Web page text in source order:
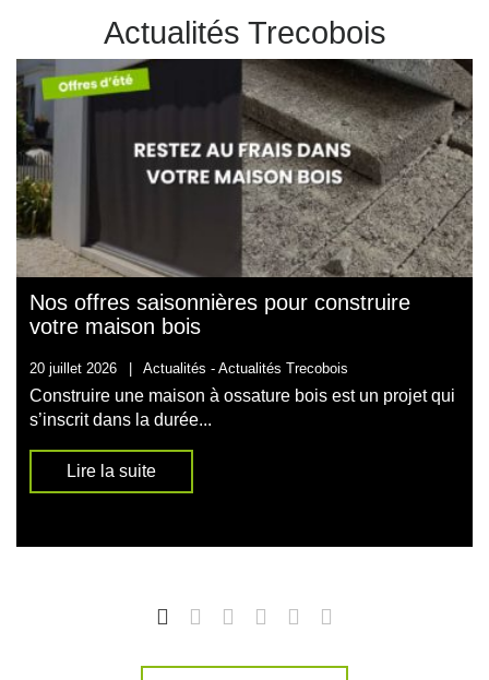
Actualités Trecobois
Nos offres saisonnières pour construire
votre maison bois
20 juillet 2026 Actualités - Actualités Trecobois
Construire une maison à ossature bois est un projet qui
s’inscrit dans la durée...
Lire la suite